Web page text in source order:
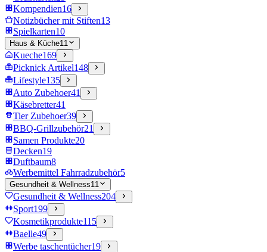
Kompendien16
Notizbücher mit Stiften13
Spielkarten10
Haus & Küche11
Kueche169
Picknick Artikel148
Lifestyle135
Auto Zubehoer41
Käsebretter41
Tier Zubehoer39
BBQ-Grillzubehör21
Samen Produkte20
Decken19
Duftbaum8
Werbemittel Fahrradzubehör5
Gesundheit & Wellness11
Gesundheit & Wellness204
Sport199
Kosmetikprodukte115
Baelle49
Werbe taschentücher19